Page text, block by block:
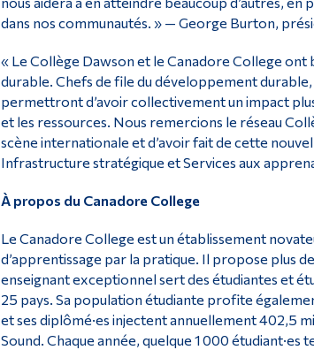
dans nos communautés. » — George Burton,
« Le Collège Dawson et le Canadore College ont
durable. Chefs de file du développement
permettront d’avoir collectivement un impact
et les ressources. Nous remercions le réseau
scène internationale et d’avoir fait de cette
Infrastructure stratégique et Services aux
À propos du Canadore College
Le Canadore College est un établissement
d’apprentissage par la pratique. Il propose plus
enseignant exceptionnel sert des étudiantes et
25 pays. Sa population étudiante profite
et ses diplômé·es injectent annuellement 402,5
Sound. Chaque année, quelque 1 000